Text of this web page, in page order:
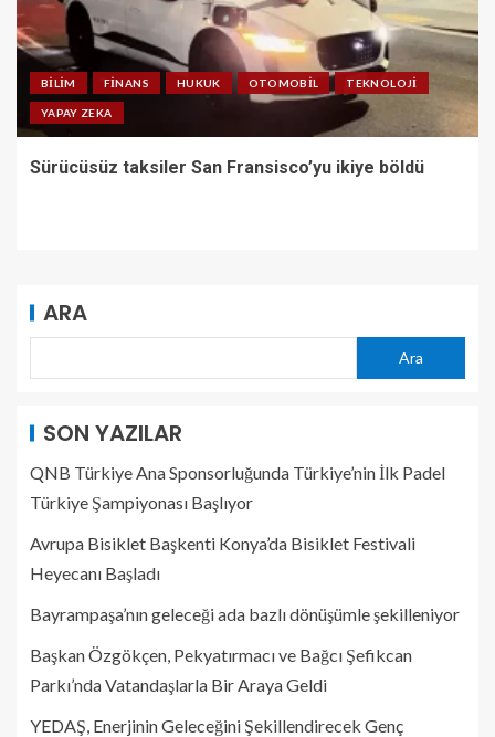
BILIM FINANS HUKUK OTOMOBIL TEKNOLOJI
YAPAY ZEKA
Sürücüsüz taksiler San Fransisco’yu ikiye böldü
ARA
Ara
SON YAZILAR
QNB Türkiye Ana Sponsorluğunda Türkiye’nin İlk Padel
Türkiye Şampiyonası Başlıyor
Avrupa Bisiklet Başkenti Konya’da Bisiklet Festivali
Heyecanı Başladı
Bayrampaşa’nın geleceği ada bazlı dönüşümle şekilleniyor
Başkan Özgökçen, Pekyatırmacı ve Bağcı Şefikcan
Parkı’nda Vatandaşlarla Bir Araya Geldi
YEDAŞ, Enerjinin Geleceğini Şekillendirecek Genç